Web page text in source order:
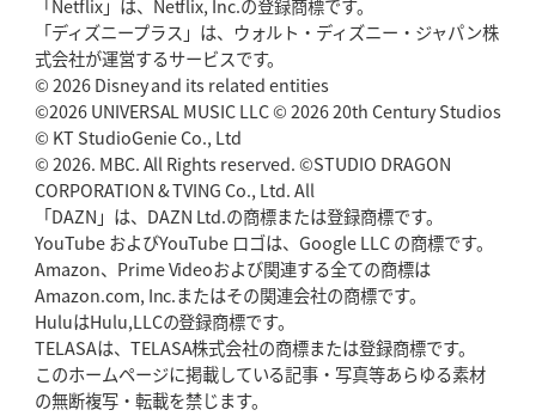
「Netflix」は、Netflix, Inc.の登録商標です。
「ディズニープラス」は、ウォルト・ディズニー・ジャパン株
式会社が運営するサービスです。
© 2026 Disney and its related entities
©2026 UNIVERSAL MUSIC LLC © 2026 20th Century Studios
© KT StudioGenie Co., Ltd
© 2026. MBC. All Rights reserved. ©STUDIO DRAGON
CORPORATION & TVING Co., Ltd. All
「DAZN」は、DAZN Ltd.の商標または登録商標です。
YouTube およびYouTube ロゴは、Google LLC の商標です。
Amazon、Prime Videoおよび関連する全ての商標は
Amazon.com, Inc.またはその関連会社の商標です。
HuluはHulu,LLCの登録商標です。
TELASAは、TELASA株式会社の商標または登録商標です。
このホームページに掲載している記事・写真等あらゆる素材
の無断複写・転載を禁じます。